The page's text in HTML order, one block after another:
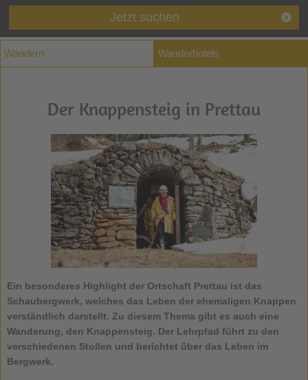
Jetzt suchen
Wandern Wanderhotels
Der Knappensteig in Prettau
Ein besonderes Highlight der Ortschaft Prettau ist das
Schaubergwerk, welches das Leben der ehemaligen Knappen
verständlich darstellt. Zu diesem Thema gibt es auch eine
Wanderung, den Knappensteig. Der Lehrpfad führt zu den
verschiedenen Stollen und berichtet über das Leben im
Bergwerk.